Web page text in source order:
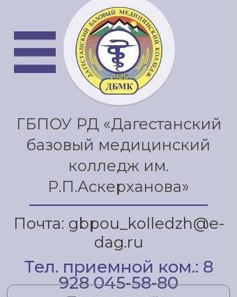
ГБПОУ РД «Дагестанский
базовый медицинский
колледж им.
Р.П.Аскерханова»
Почта: gbpou_kolledzh@e-
dag.ru
Тел. приемной ком.: 8
928 045-58-80